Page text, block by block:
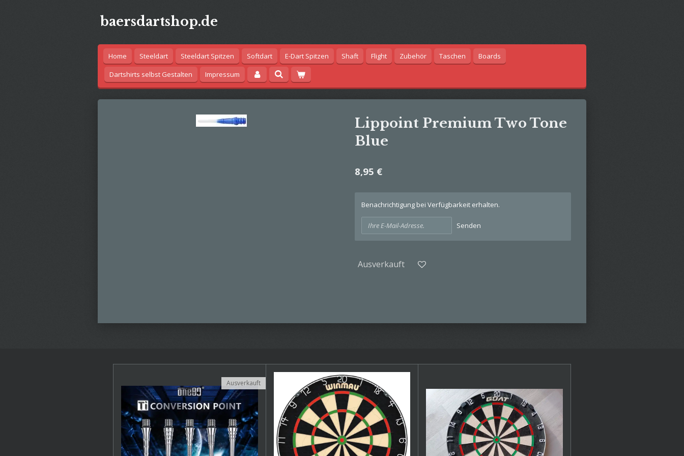
baersdartshop.de
Home Steeldart Steeldart Spitzen Softdart E-Dart Spitzen Shaft Flight Zubehör Taschen
Boards
Dartshirts selbst Gestalten
Impressum
Lippoint Premium Two Tone
Blue
8,95 €
Benachrichtigung bei Verfügbarkeit erhalten.
Senden
Ausverkauft
Ausverkauft